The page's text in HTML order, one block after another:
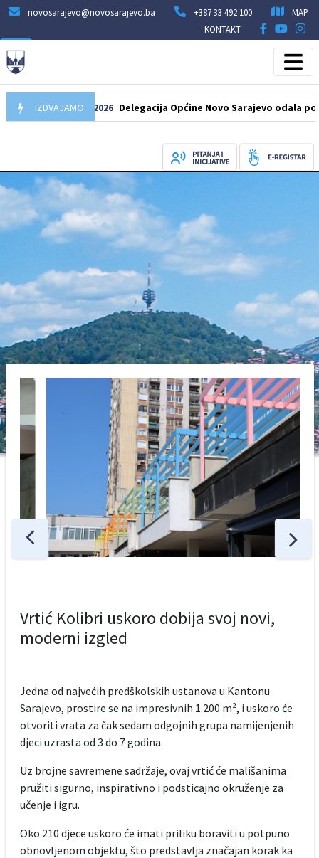
novosarajevo@novosarajevo.ba +387 33 492 100
MAP
KONTAKT
IZDVAJAMO
07.08.2026 Delegacija Općine Novo Sarajevo odala počast
Vrtić Kolibri uskoro dobija svoj novi,
moderni izgled
Jedna od najvećih predškolskih ustanova u Kantonu
Sarajevo, prostire se na impresivnih 1.200 m², i uskoro će
otvoriti vrata za čak sedam odgojnih grupa namijenjenih
djeci uzrasta od 3 do 7 godina.
Uz brojne savremene sadržaje, ovaj vrtić će mališanima
pružiti sigurno, inspirativno i podsticajno okruženje za
učenje i igru.
Oko 210 djece uskoro će imati priliku boraviti u potpuno
obnovljenom objektu, što predstavlja značajan korak ka